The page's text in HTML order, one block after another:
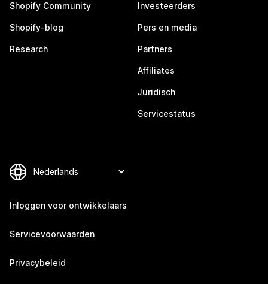
Shopify Community
Shopify-blog
Research
Investeerders
Pers en media
Partners
Affiliates
Juridisch
Servicestatus
Inloggen voor ontwikkelaars
Servicevoorwaarden
Privacybeleid